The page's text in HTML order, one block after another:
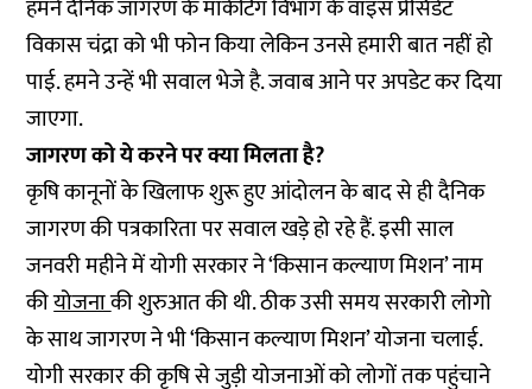
हमने दैनिक जागरण के मार्केटिंग विभाग के वाइस प्रेसिडेंट
विकास चंद्रा को भी फोन किया लेकिन उनसे हमारी बात नहीं हो
पाई. हमने उन्हें भी सवाल भेजे है. जवाब आने पर अपडेट कर दिया
जाएगा.
जागरण को ये करने पर क्या मिलता है?
कृषि कानूनों के खिलाफ शुरू हुए आंदोलन के बाद से ही दैनिक
जागरण की पत्रकारिता पर सवाल खड़े हो रहे हैं. इसी साल
जनवरी महीने में योगी सरकार ने ‘किसान कल्याण मिशन’ नाम
कीयोजनाकी शुरुआत की थी. ठीक उसी समय सरकारी लोगो
के साथ जागरण ने भी ‘किसान कल्याण मिशन’ योजना चलाई.
योगी सरकार की कृषि से जुड़ी योजनाओं को लोगों तक पहुंचाने